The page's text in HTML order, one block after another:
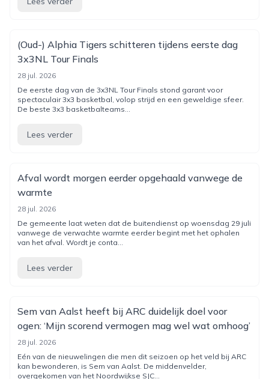
(Oud-) Alphia Tigers schitteren tijdens eerste dag
3x3NL Tour Finals
28 jul. 2026
De eerste dag van de 3x3NL Tour Finals stond garant voor
spectaculair 3x3 basketbal, volop strijd en een geweldige sfeer.
De beste 3x3 basketbalteams...
Lees verder
Afval wordt morgen eerder opgehaald vanwege de
warmte
28 jul. 2026
De gemeente laat weten dat de buitendienst op woensdag 29 juli
vanwege de verwachte warmte eerder begint met het ophalen
van het afval. Wordt je conta...
Lees verder
Sem van Aalst heeft bij ARC duidelijk doel voor
ogen: ‘Mijn scorend vermogen mag wel wat omhoog’
28 jul. 2026
Eén van de nieuwelingen die men dit seizoen op het veld bij ARC
kan bewonderen, is Sem van Aalst. De middenvelder,
overgekomen van het Noordwijkse SJC...